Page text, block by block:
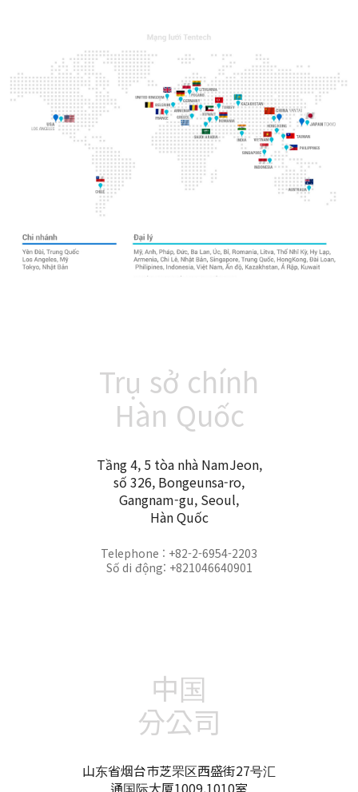
Trụ sở chính
Hàn Quốc
Tầng 4, 5 tòa nhà NamJeon,
số 326, Bongeunsa-ro,
Gangnam-gu, Seoul,
Hàn Quốc
Telephone : +82-2-6954-2203
Số di động: +821046640901
中国
分公司
山东省烟台市芝罘区西盛街27号汇
通国际大厦1009,1010室